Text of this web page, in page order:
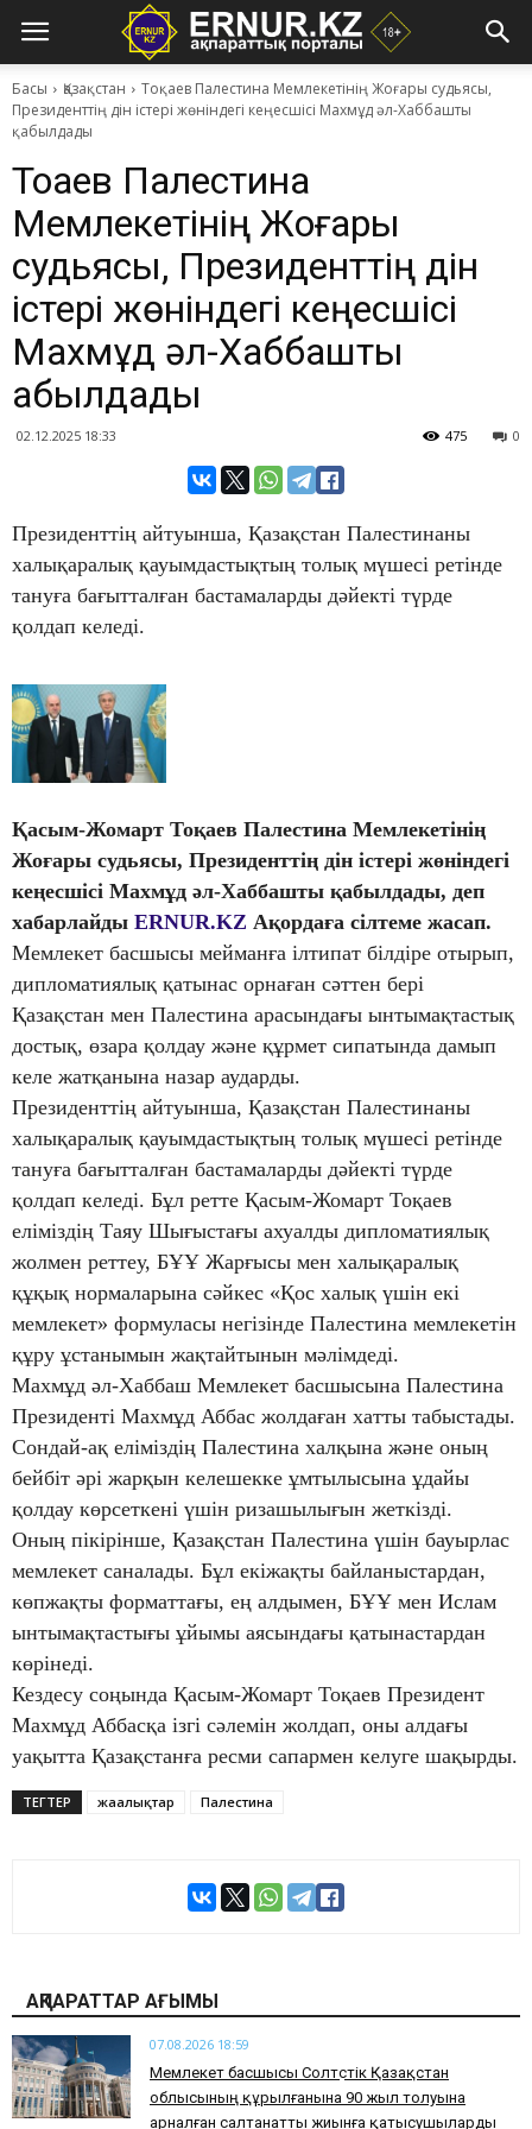
Басы Қазақстан
Тоқаев Палестина Мемлекетінің Жоғары судьясы,
Президенттің дін істері жөніндегі кеңесшісі Махмұд әл-Хаббашты
қабылдады
Тоқаев Палестина
Мемлекетінің Жоғары
судьясы, Президенттің дін
істері жөніндегі кеңесшісі
Махмұд әл-Хаббашты
қабылдады
02.12.2025 18:33 0
475
Президенттің айтуынша, Қазақстан Палестинаны
халықаралық қауымдастықтың толық мүшесі ретінде
тануға бағытталған бастамаларды дәйекті түрде
қолдап келеді.
Қасым-Жомарт Тоқаев Палестина Мемлекетінің
Жоғары судьясы, Президенттің дін істері жөніндегі
кеңесшісі Махмұд әл-Хаббашты қабылдады, деп
хабарлайды ERNUR.KZ Ақордаға сілтеме жасап.
Мемлекет басшысы мейманға ілтипат білдіре отырып,
дипломатиялық қатынас орнаған сәттен бері
Қазақстан мен Палестина арасындағы ынтымақтастық
достық, өзара қолдау және құрмет сипатында дамып
келе жатқанына назар аударды.
Президенттің айтуынша, Қазақстан Палестинаны
халықаралық қауымдастықтың толық мүшесі ретінде
тануға бағытталған бастамаларды дәйекті түрде
қолдап келеді. Бұл ретте Қасым-Жомарт Тоқаев
еліміздің Таяу Шығыстағы ахуалды дипломатиялық
жолмен реттеу, БҰҰ Жарғысы мен халықаралық
құқық нормаларына сәйкес «Қос халық үшін екі
мемлекет» формуласы негізінде Палестина мемлекетін
құру ұстанымын жақтайтынын мәлімдеді.
Махмұд әл-Хаббаш Мемлекет басшысына Палестина
Президенті Махмұд Аббас жолдаған хатты табыстады.
Сондай-ақ еліміздің Палестина халқына және оның
бейбіт әрі жарқын келешекке ұмтылысына ұдайы
қолдау көрсеткені үшін ризашылығын жеткізді.
Оның пікірінше, Қазақстан Палестина үшін бауырлас
мемлекет саналады. Бұл екіжақты байланыстардан,
көпжақты форматтағы, ең алдымен, БҰҰ мен Ислам
ынтымақтастығы ұйымы аясындағы қатынастардан
көрінеді.
Кездесу соңында Қасым-Жомарт Тоқаев Президент
Махмұд Аббасқа ізгі сәлемін жолдап, оны алдағы
уақытта Қазақстанға ресми сапармен келуге шақырды.
ТЕГТЕР жаңалықтар Палестина
АҚПАРАТТАР АҒЫМЫ
07.08.2026 18:59
Мемлекет басшысы Солтүстік Қазақстан
облысының құрылғанына 90 жыл толуына
арналған салтанатты жиынға қатысушыларды